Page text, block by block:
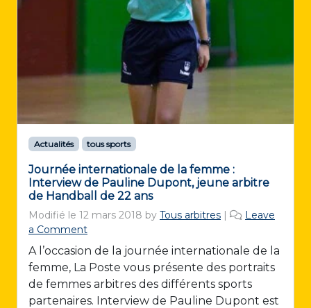
Actualités tous sports
Journée internationale de la femme :
Interview de Pauline Dupont, jeune arbitre
de Handball de 22 ans
Modifié le 12 mars 2018 by Tous arbitres |
Leave
a Comment
A l’occasion de la journée internationale de la
femme, La Poste vous présente des portraits
de femmes arbitres des différents sports
partenaires. Interview de Pauline Dupont est